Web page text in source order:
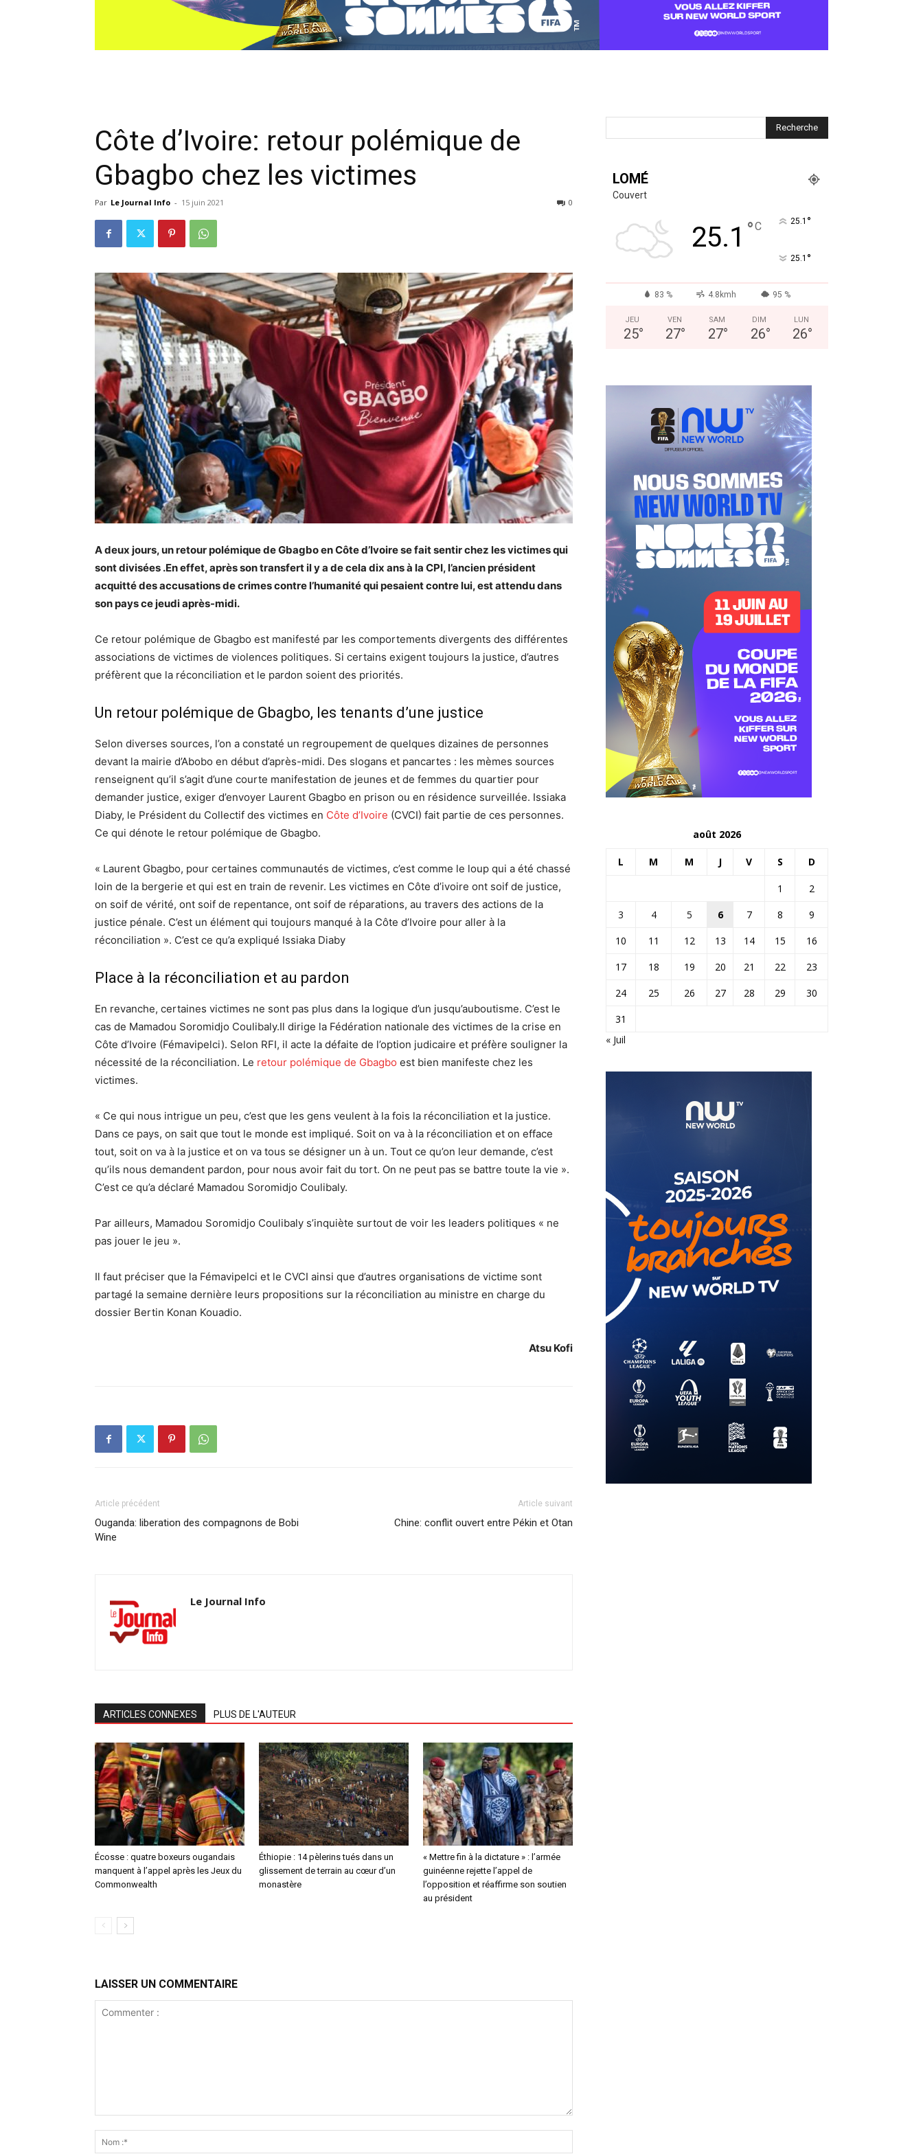
Côte d’Ivoire: retour polémique de
Gbagbo chez les victimes
Par Le Journal Info - 15 juin 2021 0
A deux jours, un retour polémique de Gbagbo en Côte d’Ivoire se fait sentir chez les victimes qui
sont divisées .En effet, après son transfert il y a de cela dix ans à la CPI, l’ancien président
acquitté des accusations de crimes contre l’humanité qui pesaient contre lui, est attendu dans
son pays ce jeudi après-midi.
Ce retour polémique de Gbagbo est manifesté par les comportements divergents des différentes
associations de victimes de violences politiques. Si certains exigent toujours la justice, d’autres
préfèrent que la réconciliation et le pardon soient des priorités.
Un retour polémique de Gbagbo, les tenants d’une justice
Selon diverses sources, l’on a constaté un regroupement de quelques dizaines de personnes
devant la mairie d’Abobo en début d’après-midi. Des slogans et pancartes : les mèmes sources
renseignent qu’il s’agit d’une courte manifestation de jeunes et de femmes du quartier pour
demander justice, exiger d’envoyer Laurent Gbagbo en prison ou en résidence surveillée. Issiaka
Diaby, le Président du Collectif des victimes en Côte d’Ivoire (CVCI) fait partie de ces personnes.
Ce qui dénote le retour polémique de Gbagbo.
« Laurent Gbagbo, pour certaines communautés de victimes, c’est comme le loup qui a été chassé
loin de la bergerie et qui est en train de revenir. Les victimes en Côte d’ivoire ont soif de justice,
on soif de vérité, ont soif de repentance, ont soif de réparations, au travers des actions de la
justice pénale. C’est un élément qui toujours manqué à la Côte d’Ivoire pour aller à la
réconciliation ». C’est ce qu’a expliqué Issiaka Diaby
Place à la réconciliation et au pardon
En revanche, certaines victimes ne sont pas plus dans la logique d’un jusqu’auboutisme. C’est le
cas de Mamadou Soromidjo Coulibaly.Il dirige la Fédération nationale des victimes de la crise en
Côte d’Ivoire (Fémavipelci). Selon RFI, il acte la défaite de l’option judicaire et préfère souligner la
nécessité de la réconciliation. Le retour polémique de Gbagbo est bien manifeste chez les
victimes.
« Ce qui nous intrigue un peu, c’est que les gens veulent à la fois la réconciliation et la justice.
Dans ce pays, on sait que tout le monde est impliqué. Soit on va à la réconciliation et on efface
tout, soit on va à la justice et on va tous se désigner un à un. Tout ce qu’on leur demande, c’est
qu’ils nous demandent pardon, pour nous avoir fait du tort. On ne peut pas se battre toute la vie ».
C’est ce qu’a déclaré Mamadou Soromidjo Coulibaly.
Par ailleurs, Mamadou Soromidjo Coulibaly s’inquiète surtout de voir les leaders politiques « ne
pas jouer le jeu ».
Il faut préciser que la Fémavipelci et le CVCI ainsi que d’autres organisations de victime sont
partagé la semaine dernière leurs propositions sur la réconciliation au ministre en charge du
dossier Bertin Konan Kouadio.
Atsu Kofi
Article précédent
Ouganda: liberation des compagnons de Bobi
Wine
Article suivant
Chine: conflit ouvert entre Pékin et Otan
Le Journal Info
ARTICLES CONNEXES PLUS DE L'AUTEUR
Écosse : quatre boxeurs ougandais
manquent à l’appel après les Jeux du
Commonwealth
Éthiopie : 14 pèlerins tués dans un
glissement de terrain au cœur d’un
monastère
« Mettre fin à la dictature » : l’armée
guinéenne rejette l’appel de
l’opposition et réaffirme son soutien
au président
LAISSER UN COMMENTAIRE
LOMÉ
Couvert
25.1 °C 25.1 °
25.1 °
83 % 4.8kmh 95 %
JEU
25°
VEN
27°
SAM
27°
DIM
26°
LUN
26°
août 2026
L M M J V S D
1
2
3
4 5 6 7 8
9
10
11 12 13 14 15
16
17
18 19 20 21 22
23
24
25 26 27 28 29
30
31
« Juil